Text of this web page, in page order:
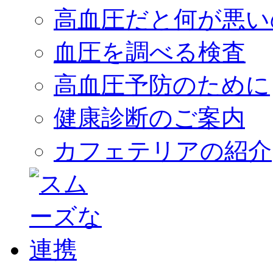
高血圧だと何が悪
血圧を調べる検査
高血圧予防のために
健康診断のご案内
カフェテリアの紹介